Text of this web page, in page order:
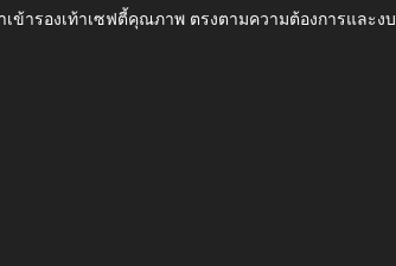
ข้ารองเท้าเซฟตี้คุณภาพ ตรงตามความต้องการและ